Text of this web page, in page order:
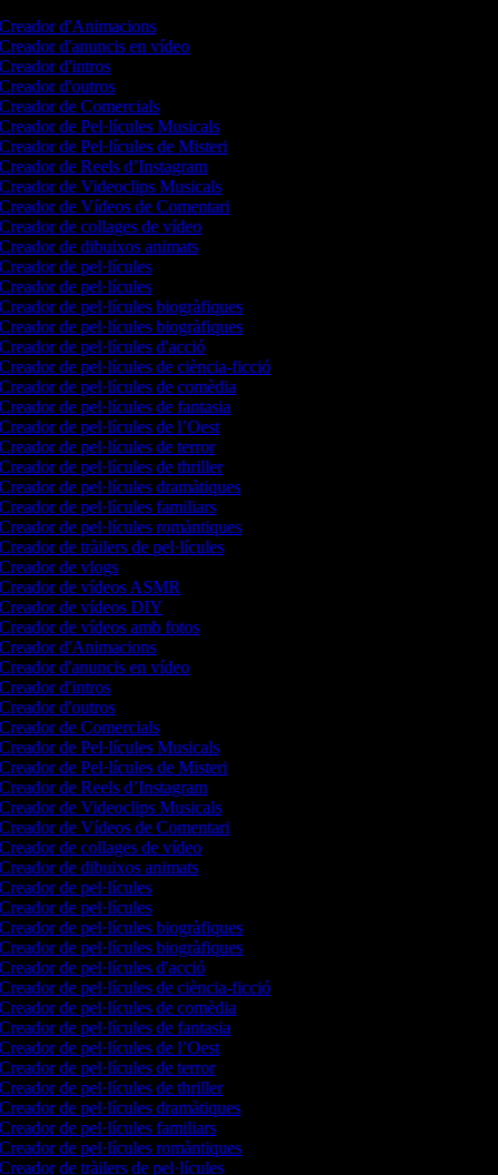
d'Animacions
d'anuncis en vídeo
d'intros
d'outros
de Comercials
de Pel·lícules Musicals
de Pel·lícules de Misteri
de Reels d’Instagram
de Videoclips Musicals
de Vídeos de Comentari
de collages de vídeo
de dibuixos animats
de pel·lícules
de pel·lícules
de pel·lícules biogràfiques
de pel·lícules biogràfiques
de pel·lícules d'acció
de pel·lícules de ciència-ficció
de pel·lícules de comèdia
de pel·lícules de fantasia
de pel·lícules de l’Oest
de pel·lícules de terror
de pel·lícules de thriller
de pel·lícules dramàtiques
de pel·lícules familiars
de pel·lícules romàntiques
de tràilers de pel·lícules
de vlogs
de vídeos ASMR
de vídeos DIY
de vídeos amb fotos
d'Animacions
d'anuncis en vídeo
d'intros
d'outros
de Comercials
de Pel·lícules Musicals
de Pel·lícules de Misteri
de Reels d’Instagram
de Videoclips Musicals
de Vídeos de Comentari
de collages de vídeo
de dibuixos animats
de pel·lícules
de pel·lícules
de pel·lícules biogràfiques
de pel·lícules biogràfiques
de pel·lícules d'acció
de pel·lícules de ciència-ficció
de pel·lícules de comèdia
de pel·lícules de fantasia
de pel·lícules de l’Oest
de pel·lícules de terror
de pel·lícules de thriller
de pel·lícules dramàtiques
de pel·lícules familiars
de pel·lícules romàntiques
de tràilers de pel·lícules